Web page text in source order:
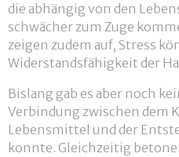
die abhängig von den
schwächer zum Zuge
zeigen zudem auf, Stress
Widerstandsfähigkeit der
Bislang gab es aber noch
Verbindung zwischen dem
Lebensmittel und der
konnte. Gleichzeitig